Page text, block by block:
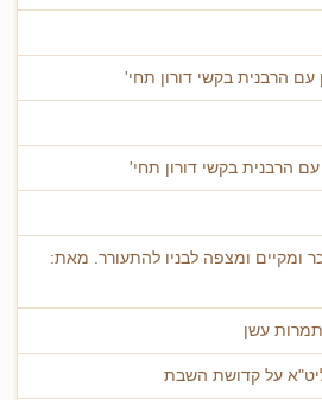
הרבנית בקשי דורון תחי'
הרבנית בקשי דורון תחי'
ומקיים ומצפה לבניו להתעורר. מאת:
עשן
על קדושת השבת